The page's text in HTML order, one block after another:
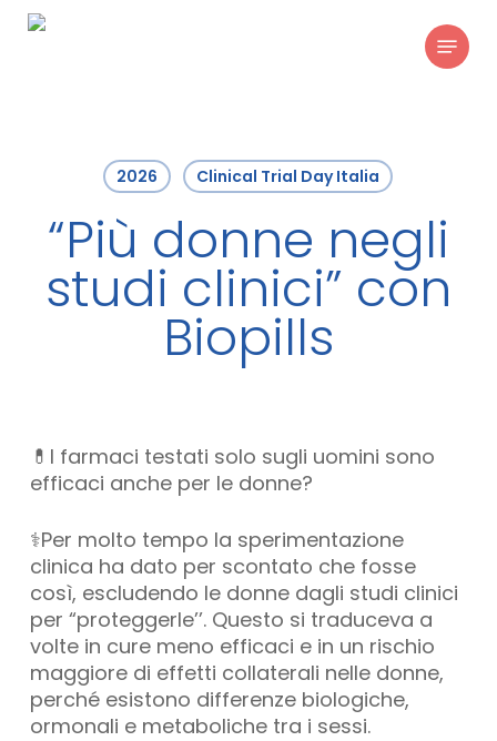
Skip
Menu
2026 Clinical Trial Day Italia
“Più donne negli
studi clinici” con
Biopills
💊I farmaci testati solo sugli uomini sono
efficaci anche per le donne?
⚕️Per molto tempo la sperimentazione
clinica ha dato per scontato che fosse
così, escludendo le donne dagli studi clinici
per “proteggerle’’. Questo si traduceva a
volte in cure meno efficaci e in un rischio
maggiore di effetti collaterali nelle donne,
perché esistono differenze biologiche,
ormonali e metaboliche tra i sessi.